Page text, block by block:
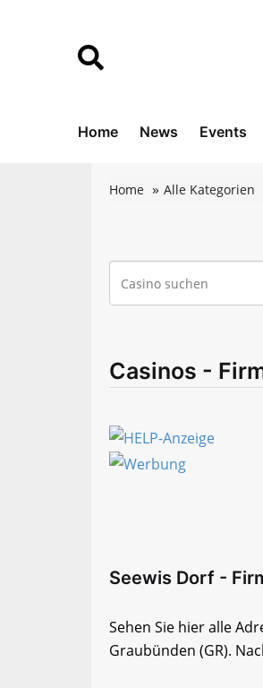
Home News Events
Home Alle Kategorien
Casinos -
Seewis Dorf -
Sehen Sie hier alle
Graubünden (GR).